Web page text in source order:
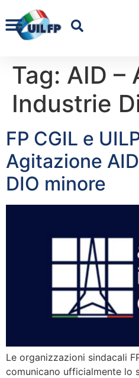
Tag: AID –
Industrie
FP CGIL e
Agitazione
DIO minore
Le organizzazioni sindacali
comunicano ufficialmente lo